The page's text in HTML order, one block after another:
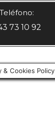
Teléfono:
73 10 92
& Cookies Policy